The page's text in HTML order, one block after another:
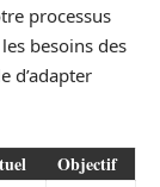
processus
besoins des
d’adapter
Objectif